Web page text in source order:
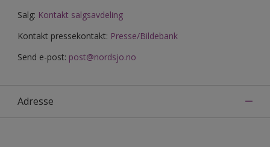
Salg: Kontakt salgsavdeling
Kontakt pressekontakt: Presse/Bildebank
Send e-post: post@nordsjo.no
Adresse